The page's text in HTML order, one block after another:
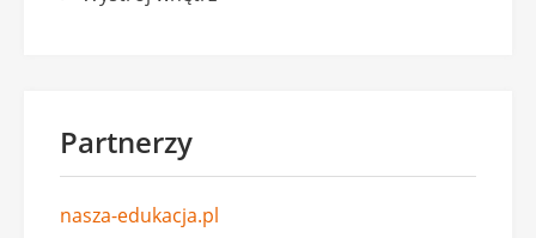
Partnerzy
nasza-edukacja.pl